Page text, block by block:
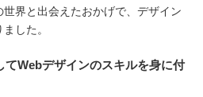
界と出会えたおかげで、デザイン
した。
Webデザインのスキルを身に付